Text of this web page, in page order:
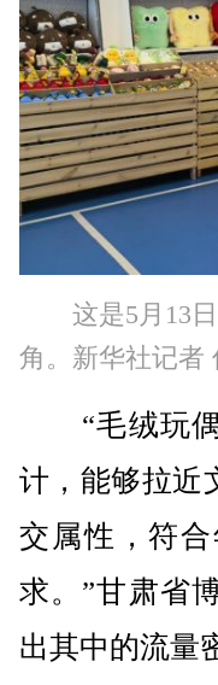
这是5月13
角。新华社记者
“毛绒玩偶
计，能够拉近
交属性，符
求。”甘肃省
出其中的流量